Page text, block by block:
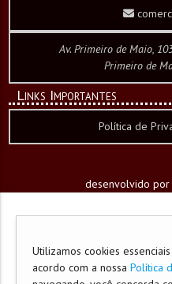
Av. Primeiro de Maio,
Primeiro de
Links Importantes
Política de
desenvolvido por
Utilizamos cookies
acordo com a nossa Política